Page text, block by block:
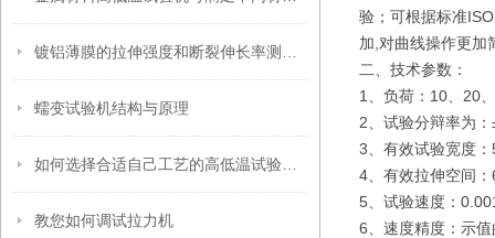
蠕变试验机结构与原理
教您如何调试拉力机
验；可根据标准
加,对曲线操作更加
二、技术参数：
1、负荷：10、20
2、试验分辩率为
3、有效试验宽度
4、有效拉伸空间
5、试验速度：
6、速度精度：示